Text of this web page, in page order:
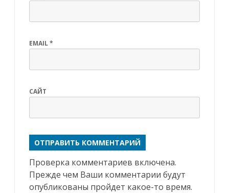
EMAIL*
САЙТ
Проверка комментариев включена.
Прежде чем Ваши комментарии будут
опубликованы пройдет какое-то время.